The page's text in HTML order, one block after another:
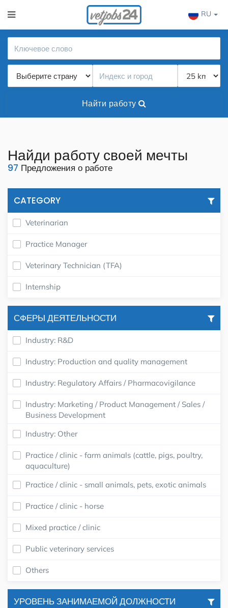
RU
Найти работу
Найди работу своей мечты
97 Предложения о работе
CATEGORY
Veterinarian
Practice Manager
Veterinary Technician (TFA)
Internship
СФЕРЫ ДЕЯТЕЛЬНОСТИ
Industry: R&D
Industry: Production and quality management
Industry: Regulatory Affairs / Pharmacovigilance
Industry: Marketing / Product Management / Sales /
Business Development
Industry: Other
Practice / clinic - farm animals (cattle, pigs, poultry,
aquaculture)
Practice / clinic - small animals, pets, exotic animals
Practice / clinic - horse
Mixed practice / clinic
Public veterinary services
Others
УРОВЕНЬ ЗАНИМАЕМОЙ ДОЛЖНОСТИ